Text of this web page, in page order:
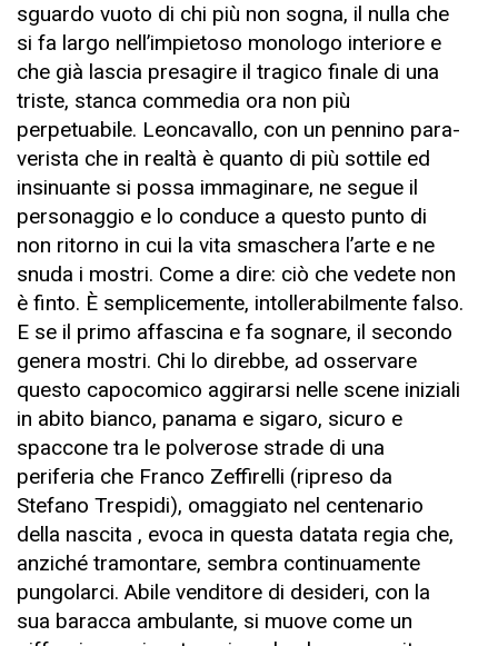
sguardo vuoto di chi più non sogna, il nulla che
si fa largo nell’impietoso monologo interiore e
che già lascia presagire il tragico finale di una
triste, stanca commedia ora non più
perpetuabile. Leoncavallo, con un pennino para-
verista che in realtà è quanto di più sottile ed
insinuante si possa immaginare, ne segue il
personaggio e lo conduce a questo punto di
non ritorno in cui la vita smaschera l’arte e ne
snuda i mostri. Come a dire: ciò che vedete non
è finto. È semplicemente, intollerabilmente falso.
E se il primo affascina e fa sognare, il secondo
genera mostri. Chi lo direbbe, ad osservare
questo capocomico aggirarsi nelle scene iniziali
in abito bianco, panama e sigaro, sicuro e
spaccone tra le polverose strade di una
periferia che Franco Zeffirelli (ripreso da
Stefano Trespidi), omaggiato nel centenario
della nascita , evoca in questa datata regia che,
anziché tramontare, sembra continuamente
pungolarci. Abile venditore di desideri, con la
sua baracca ambulante, si muove come un